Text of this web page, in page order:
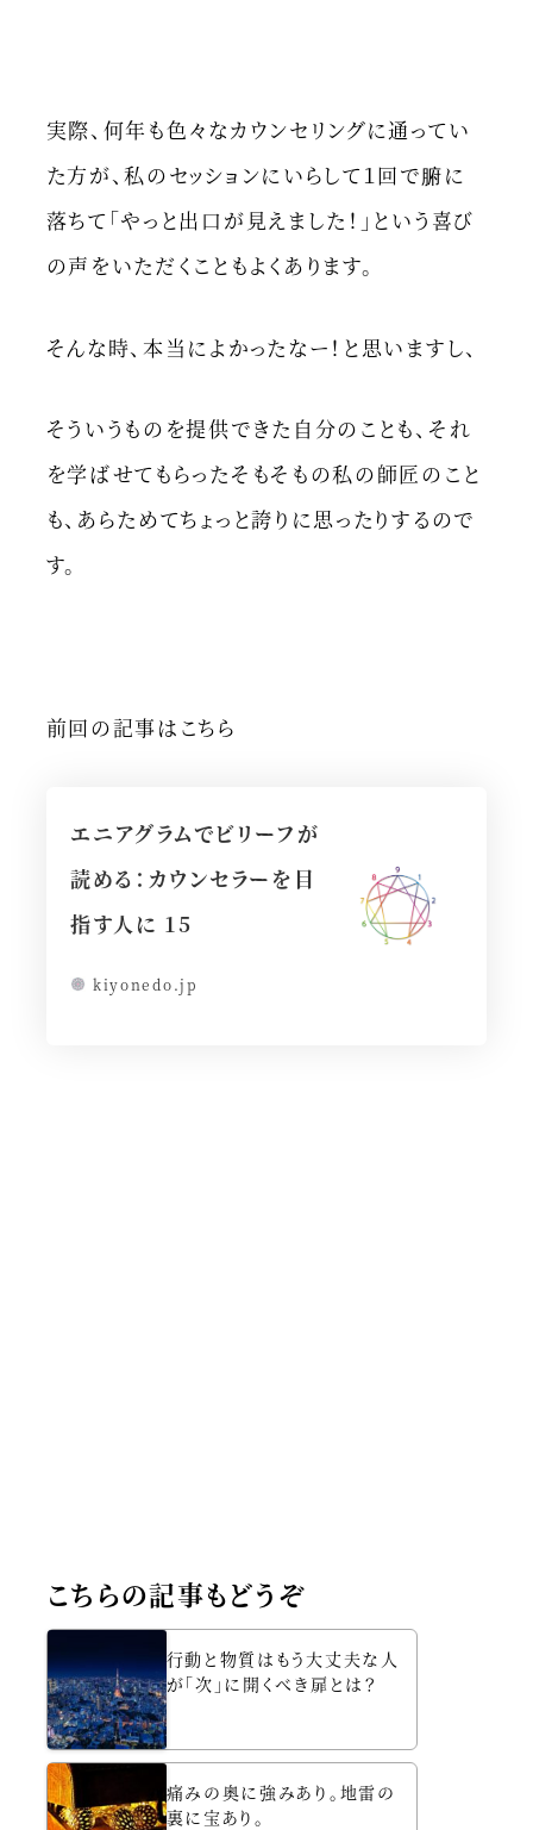
実際、何年も色々なカウンセリングに通ってい
た方が、私のセッションにいらして１回で腑に
落ちて「やっと出口が見えました！」という喜び
の声をいただくこともよくあります。
そんな時、本当によかったなー！と思いますし、
そういうものを提供できた自分のことも、それ
を学ばせてもらったそもそもの私の師匠のこと
も、あらためてちょっと誇りに思ったりするので
す。
前回の記事はこちら
エニアグラムでビリーフが
読める：カウンセラーを目
指す人に 15
kiyonedo.jp
こちらの記事もどうぞ
行動と物質はもう大丈夫な人
が「次」に開くべき扉とは？
痛みの奥に強みあり。地雷の
裏に宝あり。